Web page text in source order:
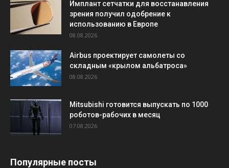
Имплант сетчатки для восстанавления
зрения получил одобрение к
использованию в Европе
08.08.2026
Airbus проектирует самолеты со
складным «крылом альбатроса»
08.08.2026
Mitsubishi готовится выпускать по 1000
роботов-рабочих в месяц
07.08.2026
Популярные посты